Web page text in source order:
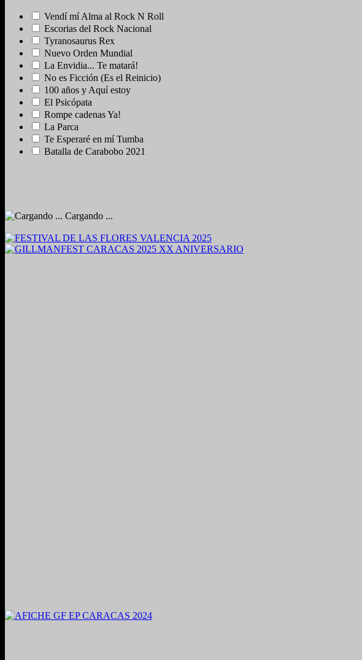
Vendí mí Alma al Rock N Roll
Escorias del Rock Nacional
Tyranosaurus Rex
Nuevo Orden Mundial
La Envidia... Te matará!
No es Ficción (Es el Reinicio)
100 años y Aquí estoy
El Psicópata
Rompe cadenas Ya!
La Parca
Te Esperaré en mí Tumba
Batalla de Carabobo 2021
Cargando ...